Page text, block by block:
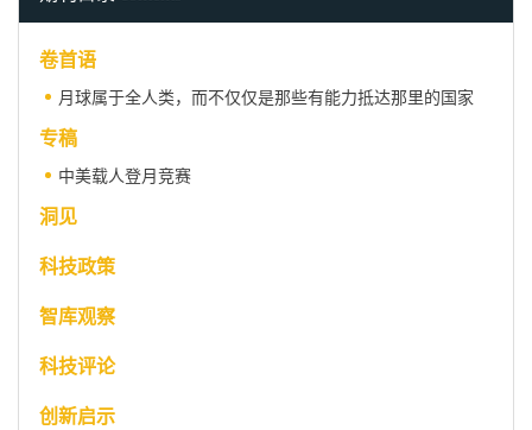
卷首语
月球属于全人类，而不仅仅是那些有能力抵达那里的国家
专稿
中美载人登月竞赛
洞见
科技政策
智库观察
科技评论
创新启示